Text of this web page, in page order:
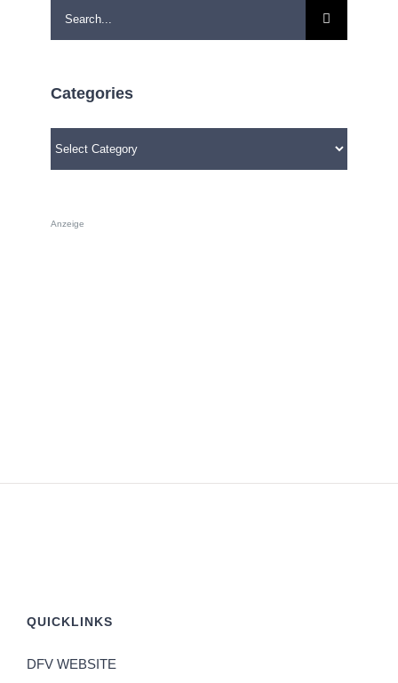
Search
for:
Categories
Categories
Anzeige
QUICKLINKS
DFV WEBSITE